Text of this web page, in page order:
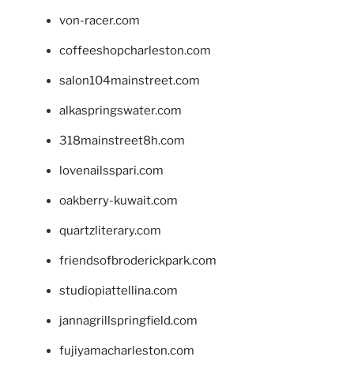
von-racer.com
coffeeshopcharleston.com
salon104mainstreet.com
alkaspringswater.com
318mainstreet8h.com
lovenailsspari.com
oakberry-kuwait.com
quartzliterary.com
friendsofbroderickpark.com
studiopiattellina.com
jannagrillspringfield.com
fujiyamacharleston.com